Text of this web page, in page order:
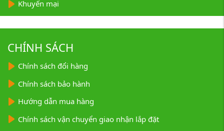
Khuyến mại
CHÍNH SÁCH
Chính sách đổi hàng
Chính sách bảo hành
Hướng dẫn mua hàng
Chính sách vận chuyển giao nhận lắp đặt